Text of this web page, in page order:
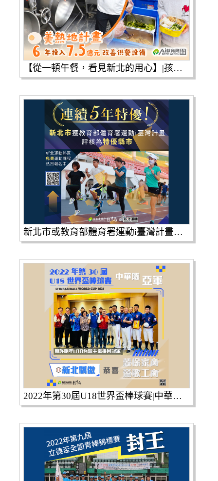
【從一頓午餐，看見新北的用心】|孩子每天在校最重要的一餐，就是 #營養午餐。|新北持續優化校園午餐品質，讓學生吃得健康、家長更安心。
新北市或教育部體育署運動i臺灣計畫，|評核為特優縣市，也是連續5年特優！
2022年第30屆U18世界盃棒球賽|中華隊由新北代表隊出賽，榮獲亞軍